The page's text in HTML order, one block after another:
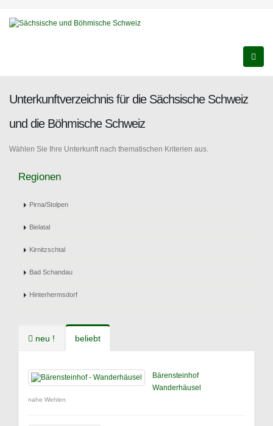
Unterkunftverzeichnis für die Sächsische Schweiz
und die Böhmische Schweiz
Wählen Sie Ihre Unterkunft nach thematischen Kriterien aus.
Regionen
Pirna/Stolpen
Bielatal
Kirnitzschtal
Bad Schandau
Hinterhermsdorf
neu ! beliebt
Bärensteinhof
Wanderhäusel
nahe Wehlen